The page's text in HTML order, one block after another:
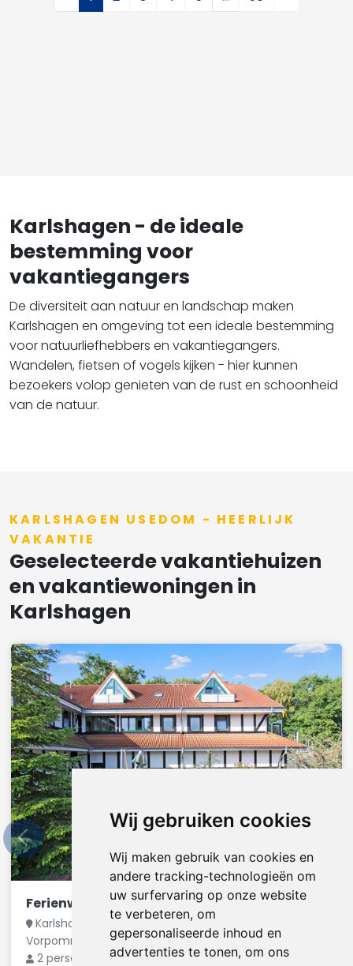
Wij gebruiken cookies
Wij maken gebruik van cookies en
andere tracking-technologieën om
uw surfervaring op onze website
te verbeteren, om
gepersonaliseerde inhoud en
advertenties te tonen, om ons
Karlshagen - de ideale
bestemming voor
vakantiegangers
De diversiteit aan natuur en landschap maken
Karlshagen en omgeving tot een ideale bestemming
voor natuurliefhebbers en vakantiegangers.
Wandelen, fietsen of vogels kijken - hier kunnen
bezoekers volop genieten van de rust en schoonheid
van de natuur.
KARLSHAGEN USEDOM - HEERLIJK
VAKANTIE
Geselecteerde vakantiehuizen
en vakantiewoningen in
Karlshagen
Ferienwohnung Karlshagen
Karlshagen (Ostseebad), Mecklenburg-
Vorpommern kust, Duitsland
2 personen
€ 75